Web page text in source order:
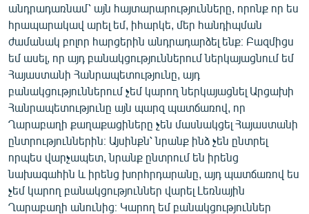
անդրադառնամ՝ այն հայտարարությունները, որոնք որ ես
հրապարակավ արել եմ, իհարկե, մեր հանդիպման
ժամանակ բոլոր հարցերին անդրադարձել ենք։ Բազմիցս
եմ ասել, որ այդ բանակցություններում ներկայացնում եմ
Հայաստանի Հանրապետությունը, այդ
բանակցություններում չեմ կարող ներկայացնել Արցախի
Հանրապետությունը այն պարզ պատճառով, որ
Ղարաբաղի քաղաքացիները չեն մասնակցել Հայաստանի
ընտրություններին։ Այսինքն՝ նրանք ինձ չեն ընտրել
որպես վարչապետ, նրանք ընտրում են իրենց
նախագահին և իրենց խորհրդարանը, այդ պատճառով ես
չեմ կարող բանակցություններ վարել Լեռնային
Ղարաբաղի անունից։ Կարող եմ բանակցություններ